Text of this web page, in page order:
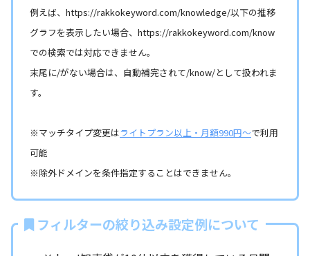
例えば、https://rakkokeyword.com/knowledge/以下の推移
グラフを表示したい場合、https://rakkokeyword.com/know
での検索では対応できません。
末尾に/がない場合は、自動補完されて/know/として扱われま
す。
※マッチタイプ変更はライトプラン以上・月額990円～で利用
可能
※除外ドメインを条件指定することはできません。
フィルターの絞り込み設定例について